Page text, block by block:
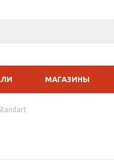
МАГАЗИНЫ